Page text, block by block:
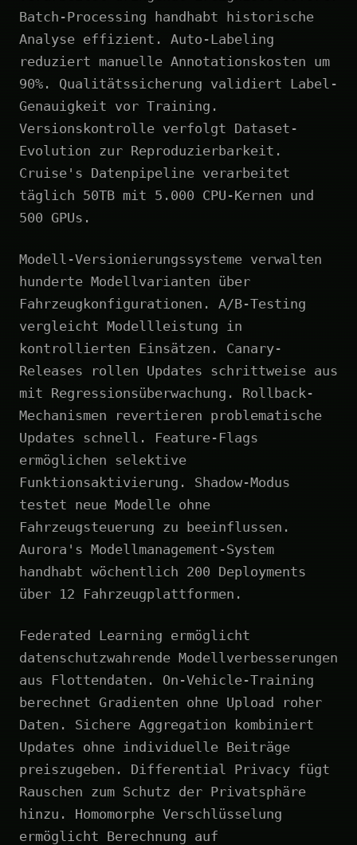
Batch-Processing handhabt historische
Analyse effizient. Auto-Labeling
reduziert manuelle Annotationskosten um
90%. Qualitätssicherung validiert Label-
Genauigkeit vor Training.
Versionskontrolle verfolgt Dataset-
Evolution zur Reproduzierbarkeit.
Cruise's Datenpipeline verarbeitet
täglich 50TB mit 5.000 CPU-Kernen und
500 GPUs.
Modell-Versionierungssysteme verwalten
hunderte Modellvarianten über
Fahrzeugkonfigurationen. A/B-Testing
vergleicht Modellleistung in
kontrollierten Einsätzen. Canary-
Releases rollen Updates schrittweise aus
mit Regressionsüberwachung. Rollback-
Mechanismen revertieren problematische
Updates schnell. Feature-Flags
ermöglichen selektive
Funktionsaktivierung. Shadow-Modus
testet neue Modelle ohne
Fahrzeugsteuerung zu beeinflussen.
Aurora's Modellmanagement-System
handhabt wöchentlich 200 Deployments
über 12 Fahrzeugplattformen.
Federated Learning ermöglicht
datenschutzwahrende Modellverbesserungen
aus Flottendaten. On-Vehicle-Training
berechnet Gradienten ohne Upload roher
Daten. Sichere Aggregation kombiniert
Updates ohne individuelle Beiträge
preiszugeben. Differential Privacy fügt
Rauschen zum Schutz der Privatsphäre
hinzu. Homomorphe Verschlüsselung
ermöglicht Berechnung auf